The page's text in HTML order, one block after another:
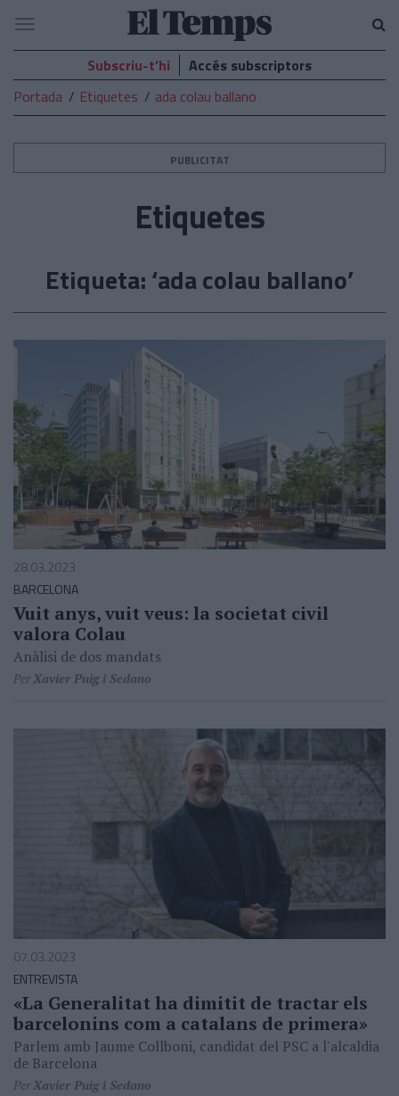
El
Temps
Navegació
Subscriu-t’hi
Accés subscriptors
Portada
Etiquetes ada colau ballano
PUBLICITAT
Etiquetes
Etiqueta: ‘ada colau ballano’
28.03.2023
BARCELONA
Vuit anys, vuit veus: la societat civil
valora Colau
Anàlisi de dos mandats
PerXavier Puig i Sedano
07.03.2023
ENTREVISTA
«La Generalitat ha dimitit de tractar els
barcelonins com a catalans de primera»
Parlem amb Jaume Collboni, candidat del PSC a l'alcaldia
de Barcelona
PerXavier Puig i Sedano